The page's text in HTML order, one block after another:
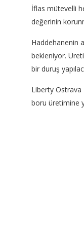
İflas mütevelli
değerinin
Haddehanenin
bekleniyor.
bir duruş
Liberty Ostrava
boru üretimine